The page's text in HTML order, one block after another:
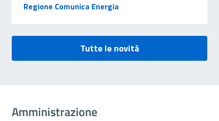
Regione Comunica Energia
Tutte le novità
Amministrazione